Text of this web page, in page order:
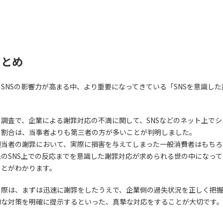
め
の影響力が高まる中、より重要になってきている「SNSを意識し
査で、企業による謝罪対応の不満に関して、SNSなどのネット上で
合は、当事者よりも第三者の方が多いことが判明しました。
者の謝罪において、実際に損害を与えてしまった一般消費者はもち
SNS上での反応までを意識した謝罪対応が求められる世の中になっ
がわかります。
は、まずは迅速に謝罪をしたうえで、企業側の過失状況を正しく把
対策を明確に提示するといった、真摯な対応をすることが大切です。